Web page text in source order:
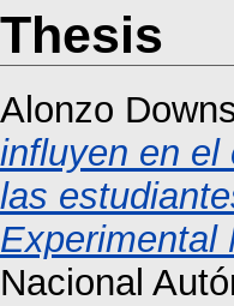
Thesis
Alonzo
influyen en el
las
Experimental
Nacional